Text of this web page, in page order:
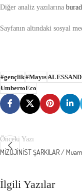
Diğer analiz yazılarına
Sayfanın altındaki sosyal
#gençlik#Mayıs
UmbertoEco
Önceki Yazı
MİZOJİNİST ŞARKILAR /
İlgili Yazılar